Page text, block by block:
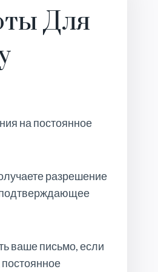
Для
на постоянное
разрешение
подтверждающее
ваше письмо, если